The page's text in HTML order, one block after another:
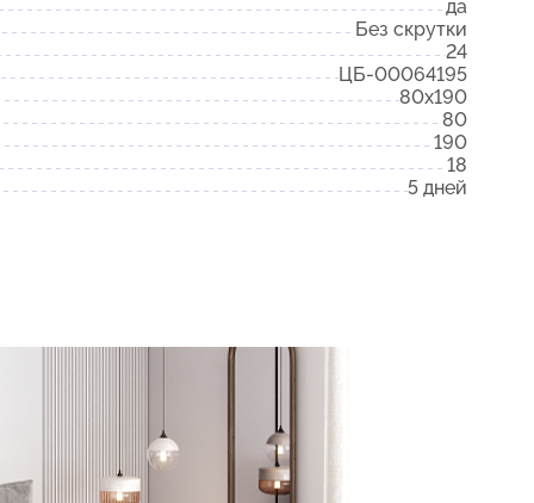
да
Без скрутки
24
ЦБ-00064195
80x190
80
190
18
5 дней